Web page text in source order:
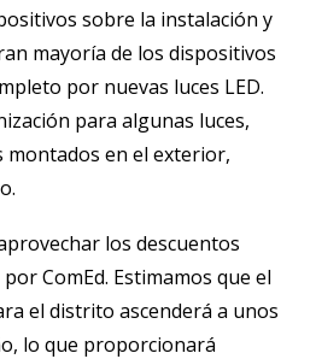
sobre la instalación y
mayoría de los dispositivos
por nuevas luces LED.
para algunas luces,
montados en el exterior,
los descuentos
ComEd. Estimamos que el
el distrito ascenderá a unos
lo que proporcionará